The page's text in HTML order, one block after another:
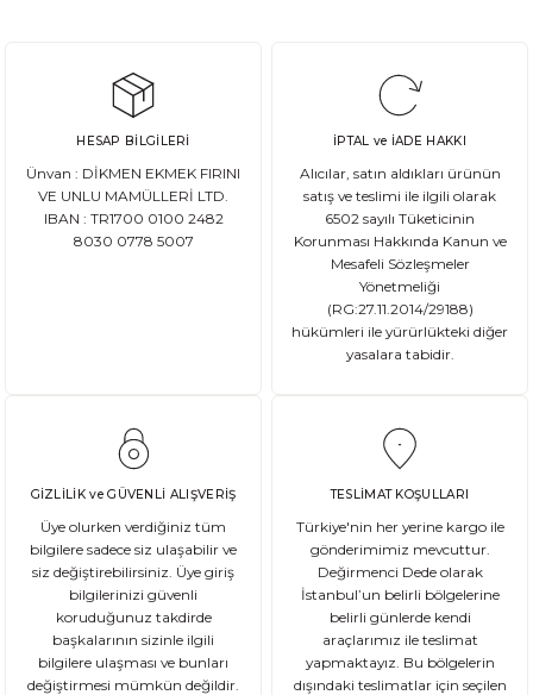
HESAP BİLGİLERİ
Ünvan : DİKMEN EKMEK FIRINI
VE UNLU MAMÜLLERİ LTD.
IBAN : TR1700 0100 2482
8030 0778 5007
İPTAL ve İADE HAKKI
Alıcılar, satın aldıkları ürünün
satış ve teslimi ile ilgili olarak
6502 sayılı Tüketicinin
Korunması Hakkında Kanun ve
Mesafeli Sözleşmeler
Yönetmeliği
(RG:27.11.2014/29188)
hükümleri ile yürürlükteki diğer
yasalara tabidir.
GİZLİLİK ve GÜVENLİ ALIŞVERİŞ
Üye olurken verdiğiniz tüm
bilgilere sadece siz ulaşabilir ve
siz değiştirebilirsiniz. Üye giriş
bilgilerinizi güvenli
koruduğunuz takdirde
başkalarının sizinle ilgili
bilgilere ulaşması ve bunları
değiştirmesi mümkün değildir.
TESLİMAT KOŞULLARI
Türkiye'nin her yerine kargo ile
gönderimimiz mevcuttur.
Değirmenci Dede olarak
İstanbul’un belirli bölgelerine
belirli günlerde kendi
araçlarımız ile teslimat
yapmaktayız. Bu bölgelerin
dışındaki teslimatlar için seçilen